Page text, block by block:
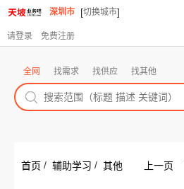
深圳市 [切换城市]
请登录 免费注册
全网 找需求 找供应 找其他
首页 / 辅助学习 / 其他 上一页